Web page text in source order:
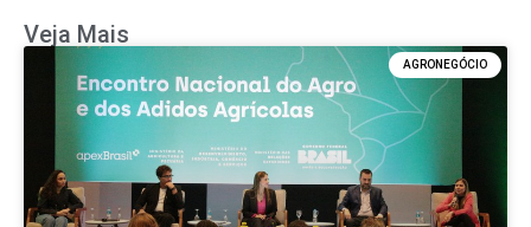
Veja Mais
AGRONEGÓCIO